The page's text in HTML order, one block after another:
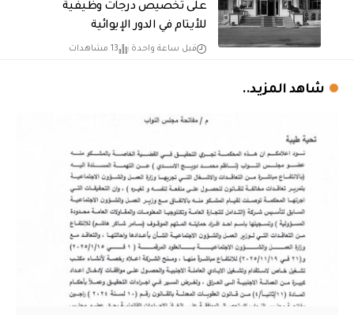
على تخصيص درجات وظيفية
للأيتام في الدور الإيوائية
قبل ساعة واحدة 13 مشاهدات
شاهد المزيد..